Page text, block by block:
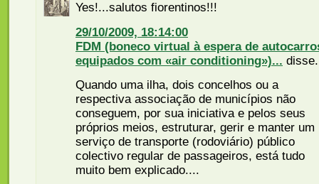
Yes!...salutos fiorentinos!!!
29/10/2009, 18:14:00
FDM (boneco virtual à espera de
equipados com «air conditioning»)...
Quando uma ilha, dois concelhos ou a
respectiva associação de municípios não
conseguem, por sua iniciativa e pelos seus
próprios meios, estruturar, gerir e manter um
serviço de transporte (rodoviário) público
colectivo regular de passageiros, está tudo
muito bem explicado....